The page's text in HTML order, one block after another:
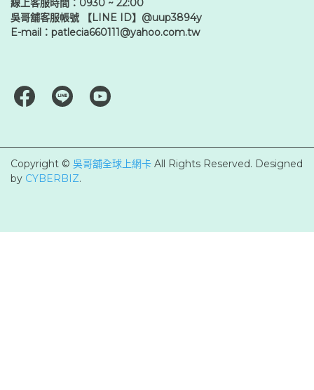
線上客服時間：0930 ~ 22:00
吳哥舖客服帳號 【LINE ID】@uup3894y
E-mail：patlecia660111@yahoo.com.tw
Copyright © 吳哥舖全球上網卡 All Rights Reserved. Designed
by CYBERBIZ.